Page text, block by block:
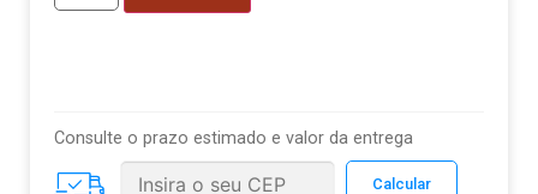
Consulte o prazo estimado e valor da entrega